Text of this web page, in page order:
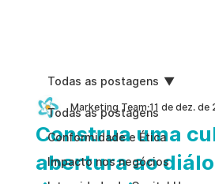
Todas as postagens
Conformidade e Ética
Impacto nos negócios
Todas as postagens
Construa uma
abertura ao
Marketing Team 11 de dez. de